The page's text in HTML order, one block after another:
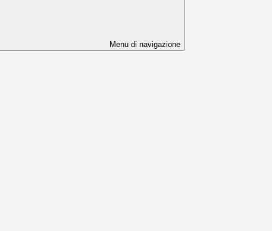
Menu di navigazione